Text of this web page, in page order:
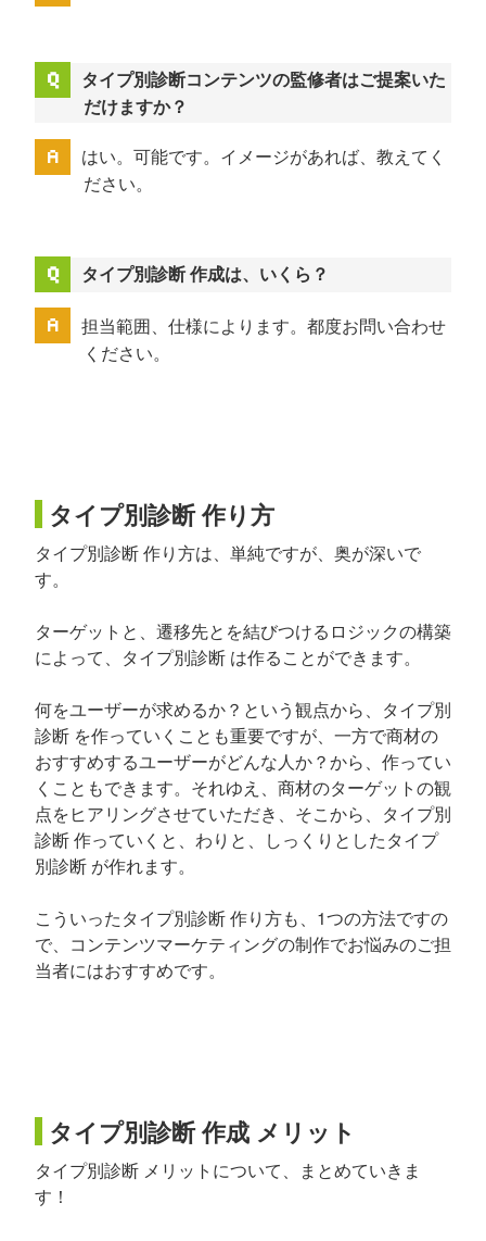
タイプ別診断コンテンツの監修者はご提案いた
だけますか？
はい。可能です。イメージがあれば、教えてく
ださい。
タイプ別診断 作成は、いくら？
担当範囲、仕様によります。都度お問い合わせ
ください。
タイプ別診断 作り方
タイプ別診断 作り方は、単純ですが、奥が深いで
す。
ターゲットと、遷移先とを結びつけるロジックの構築
によって、タイプ別診断 は作ることができます。
何をユーザーが求めるか？という観点から、タイプ別
診断 を作っていくことも重要ですが、一方で商材の
おすすめするユーザーがどんな人か？から、作ってい
くこともできます。それゆえ、商材のターゲットの観
点をヒアリングさせていただき、そこから、タイプ別
診断 作っていくと、わりと、しっくりとしたタイプ
別診断 が作れます。
こういったタイプ別診断 作り方も、1つの方法ですの
で、コンテンツマーケティングの制作でお悩みのご担
当者にはおすすめです。
タイプ別診断 作成 メリット
タイプ別診断 メリットについて、まとめていきま
す！